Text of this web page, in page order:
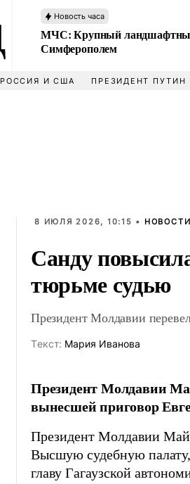
Новость часа
МЧС: Крупный
Симферополем
РОССИЯ И США ПРЕЗИДЕНТ ПУТИН
8 ИЮЛЯ 2026, 10:15 •
Санду
тюрьме судью
Президент Молдавии
Tекст: Мария Иванова
Президент Молдавии
вынесшей приговор
Президент Молдавии
Высшую судебную
главу Гагаузской